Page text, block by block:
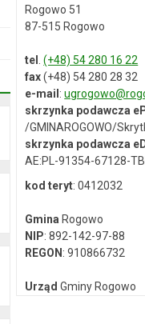
Rogowo 51
87-515 Rogowo
tel .(+48) 54 280 16 22
fax(+48) 54 280 28 32
e-mail :
skrzynka podawcza
/GMINAROGOWO/
skrzynka podawcza
AE:PL-91354-67128-
kod teryt: 0412032
Gmina Rogowo
NIP: 892-142-97-88
REGON : 910866732
Urząd Gminy Rogowo